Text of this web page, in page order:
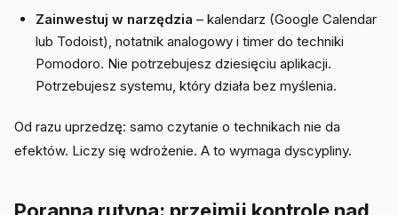
Zainwestuj w narzędzia – kalendarz (Google Calendar
lub Todoist), notatnik analogowy i timer do techniki
Pomodoro. Nie potrzebujesz dziesięciu aplikacji.
Potrzebujesz systemu, który działa bez myślenia.
Od razu uprzedzę: samo czytanie o technikach nie da
efektów. Liczy się wdrożenie. A to wymaga dyscypliny.